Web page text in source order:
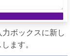
ボックスに新し
ます。